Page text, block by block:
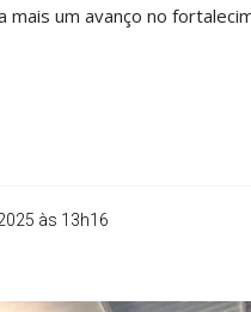
um avanço no
às 13h16